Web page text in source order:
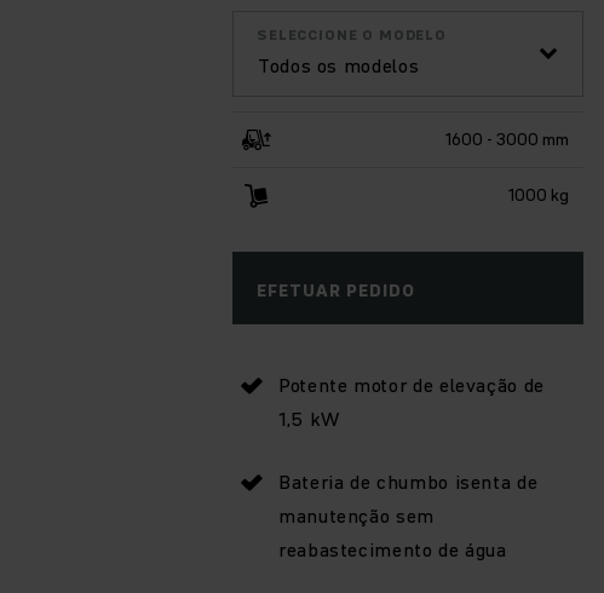
Todos os modelos
SELECCIONE O MODELO
1600 - 3000 mm
1000 kg
EFETUAR PEDIDO
Potente motor de elevação de
1,5 kW
Bateria de chumbo isenta de
manutenção sem
reabastecimento de água